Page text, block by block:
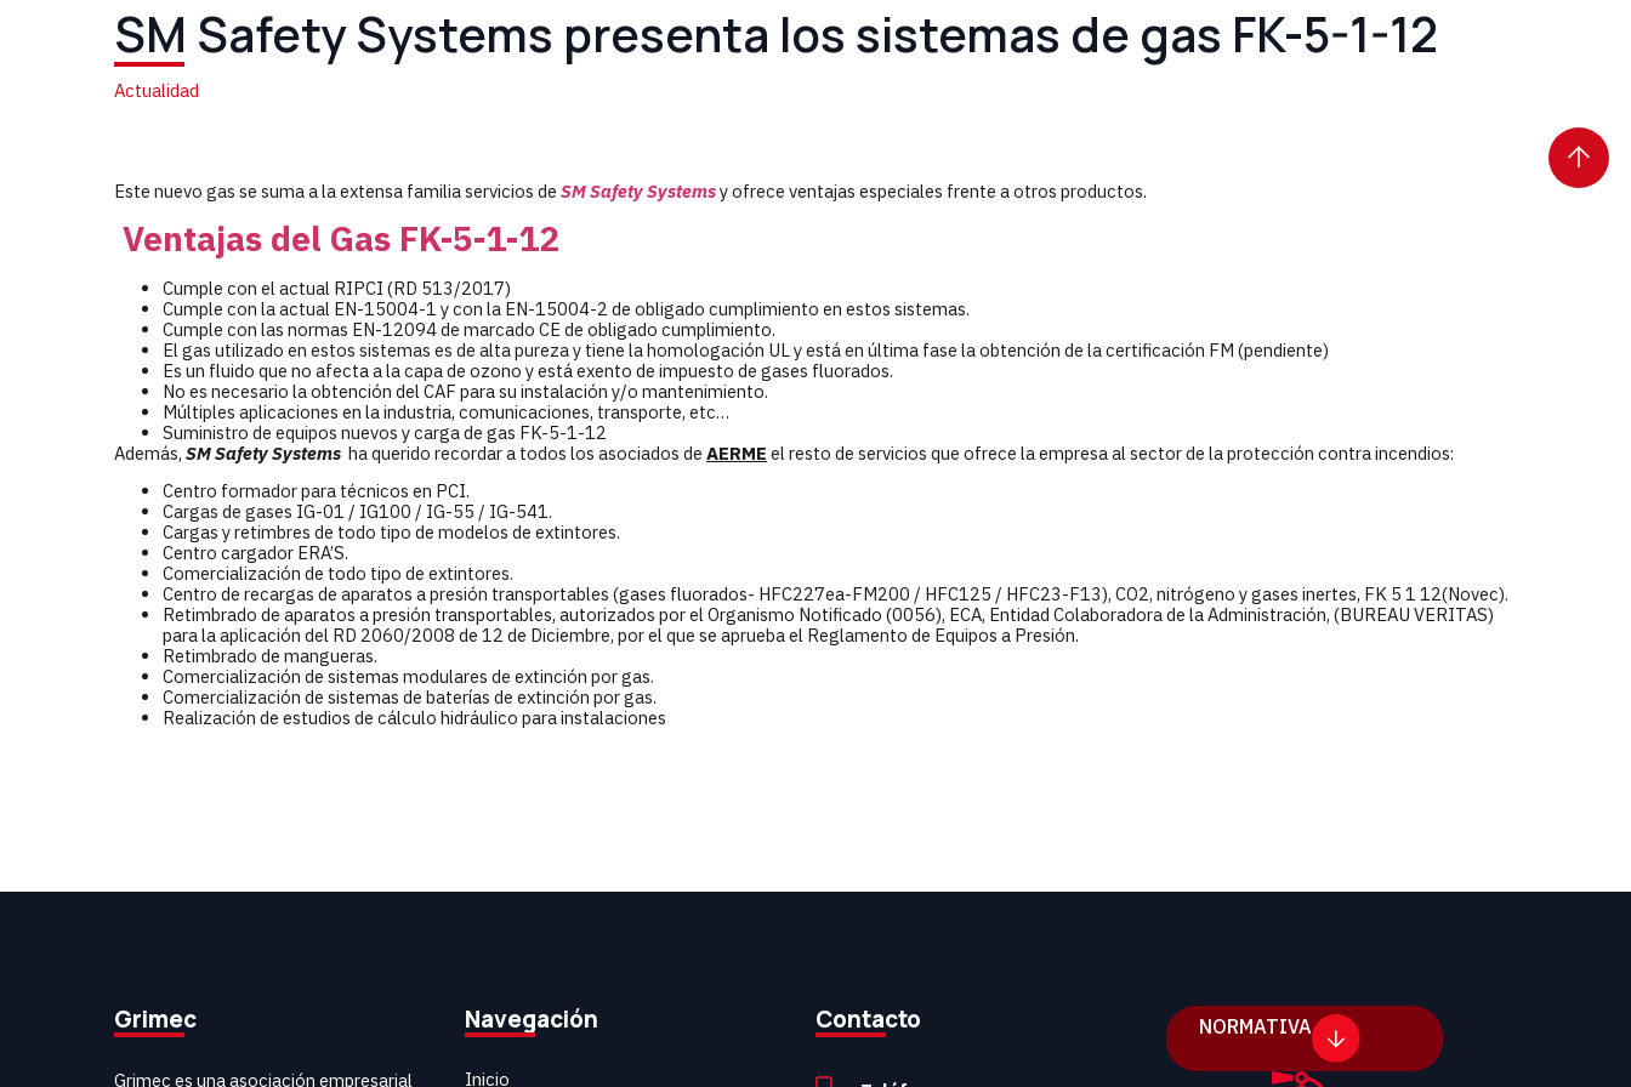
SM Safety Systems presenta los sistemas de gas FK-5-1-12
Actualidad
Este nuevo gas se suma a la extensa familia servicios deSM Safety Systemsy ofrece ventajas especiales frente a otros productos.
Ventajas del Gas FK-5-1-12
Cumple con el actual RIPCI (RD 513/2017)
Cumple con la actual EN-15004-1 y con la EN-15004-2 de obligado cumplimiento en estos sistemas.
Cumple con las normas EN-12094 de marcado CE de obligado cumplimiento.
El gas utilizado en estos sistemas es de alta pureza y tiene la homologación UL y está en última fase la obtención de la certificación FM (pendiente)
Es un fluido que no afecta a la capa de ozono y está exento de impuesto de gases fluorados.
No es necesario la obtención del CAF para su instalación y/o mantenimiento.
Múltiples aplicaciones en la industria, comunicaciones, transporte, etc…
Suministro de equipos nuevos y carga de gas FK-5-1-12
Además,SM Safety Systems ha querido recordar a todos los asociados deAERME el resto de servicios que ofrece la empresa al sector de la protección contra incendios:
Centro formador para técnicos en PCI.
Cargas de gases IG-01 / IG100 / IG-55 / IG-541.
Cargas y retimbres de todo tipo de modelos de extintores.
Centro cargador ERA’S.
Comercialización de todo tipo de extintores.
Centro de recargas de aparatos a presión transportables (gases fluorados- HFC227ea-FM200 / HFC125 / HFC23-F13), CO2, nitrógeno y gases inertes, FK 5 1 12(Novec).
Retimbrado de aparatos a presión transportables, autorizados por el Organismo Notificado (0056), ECA, Entidad Colaboradora de la Administración, (BUREAU VERITAS)
para la aplicación del RD 2060/2008 de 12 de Diciembre, por el que se aprueba el Reglamento de Equipos a Presión.
Retimbrado de mangueras.
Comercialización de sistemas modulares de extinción por gas.
Comercialización de sistemas de baterías de extinción por gas.
Realización de estudios de cálculo hidráulico para instalaciones
Grimec
Grimec es una asociación empresarial
Navegación
Inicio
Contacto NORMATIVA